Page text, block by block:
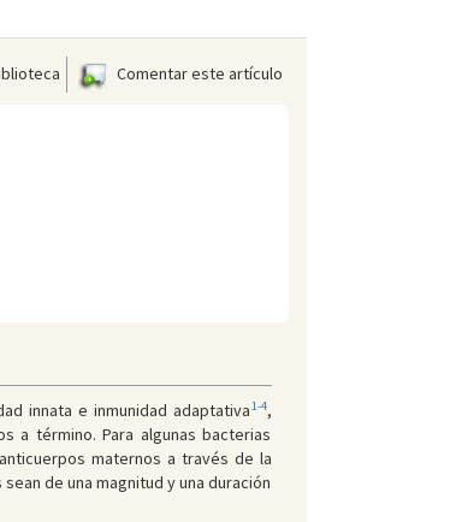
Comentar este artículo
innata e inmunidad adaptativa1-4,
a término. Para algunas bacterias
maternos a través de la
de una magnitud y una duración